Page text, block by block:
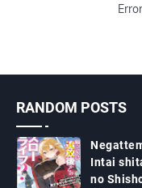
RANDOM POSTS
Intai
no